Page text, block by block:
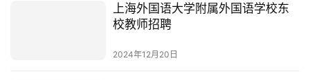
上海外国语大学附属外国语学校东
校教师招聘
2024年12月20日